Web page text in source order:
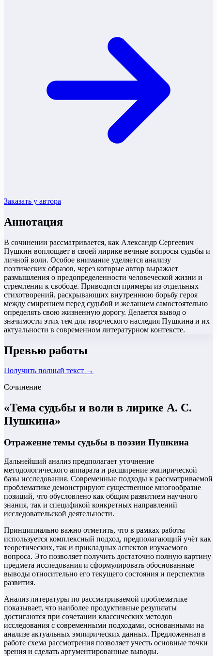
Заказать у автора
Аннотация
В сочинении рассматривается, как Александр Сергеевич
Пушкин воплощает в своей лирике вечные вопросы судьбы и
личной воли. Особое внимание уделяется анализу
поэтических образов, через которые автор выражает
размышления о предопределенности человеческой жизни и
стремлении к свободе. Приводятся примеры из отдельных
стихотворений, раскрывающих внутреннюю борьбу героя
между смирением перед судьбой и желанием самостоятельно
определять свою жизненную дорогу. Делается вывод о
значимости этих тем для творческого наследия Пушкина и их
актуальности в современном литературном контексте.
Превью работы
Получить полный текст →
Сочинение
«Тема судьбы и воли в лирике А. С.
Пушкина»
Отражение темы судьбы в поэзии Пушкина
Дальнейший анализ предполагает уточнение
методологического аппарата и расширение эмпирической
базы исследования. Современные подходы к рассматриваемой
проблематике демонстрируют существенное многообразие
позиций, что обусловлено как общим развитием научного
знания, так и спецификой конкретных направлений
исследовательской деятельности.
Принципиально важно отметить, что в рамках работы
используется комплексный подход, предполагающий учёт как
теоретических, так и прикладных аспектов изучаемого
вопроса. Это позволяет получить достаточно полную картину
предмета исследования и сформулировать обоснованные
выводы относительно его текущего состояния и перспектив
развития.
Анализ литературы по рассматриваемой проблематике
показывает, что наиболее продуктивные результаты
достигаются при сочетании классических методов
исследования с современными подходами, основанными на
анализе актуальных эмпирических данных. Предложенная в
работе схема рассмотрения позволяет учесть основные точки
зрения и сделать аргументированные выводы.